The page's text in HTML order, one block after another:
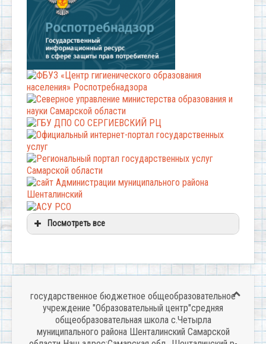
Посмотреть все
государственное бюджетное общеобразовательное
учреждение "Образовательный центр"средняя
общеобразовательная школа с.Четырла
муниципального района Шенталинский Самарской